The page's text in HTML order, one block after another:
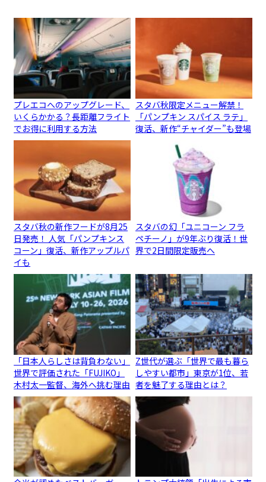
プレエコへのアップグレード、
いくらかかる？長距離フライト
でお得に利用する方法
スタバ秋限定メニュー解禁！
「パンプキン スパイス ラテ」
復活、新作“チャイダー”も登場
スタバ秋の新作フードが8月25
日発売！ 人気「パンプキンス
コーン」復活、新作アップルパ
イも
スタバの幻「ユニコーン フラ
ペチーノ」が9年ぶり復活！世
界で2日間限定販売へ
「日本人らしさは背負わない」
世界で評価された「FUJIKO」
木村太一監督、海外へ挑む理由
Z世代が選ぶ「世界で最も暮ら
しやすい都市」東京が1位、若
者を魅了する理由とは？